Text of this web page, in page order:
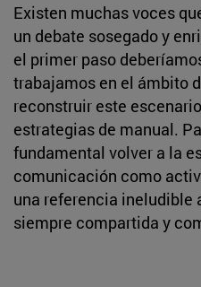
Existen muchas voces
un debate sosegado y
el primer paso
trabajamos en el ámbito
reconstruir este
estrategias de manual.
fundamental volver a la
comunicación como
una referencia ineludible
siempre compartida y